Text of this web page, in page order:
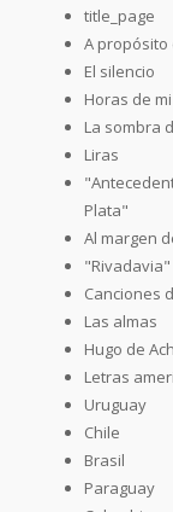
title_page
A propósito
El silencio
Horas de
La sombra
Liras
Plata"
Al margen
"Rivadavia"
Canciones
Las almas
Hugo de
Letras
Uruguay
Chile
Brasil
Paraguay